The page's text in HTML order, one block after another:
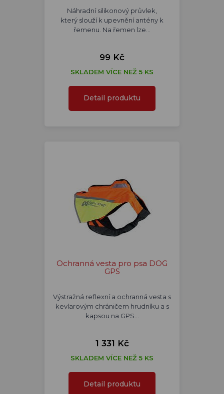
Náhradní silikonový průvlek,
který slouží k upevnění antény k
řemenu. Na řemen lze…
99 Kč
SKLADEM VÍCE NEŽ 5 KS
Detail produktu
Ochranná vesta pro psa DOG
GPS
Výstražná reflexní a ochranná vesta s
kevlarovým chráničem hrudníku a s
kapsou na GPS…
1 331 Kč
SKLADEM VÍCE NEŽ 5 KS
Detail produktu